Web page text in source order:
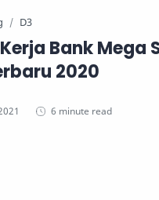
D3
Bank Mega
2020
6 minute read